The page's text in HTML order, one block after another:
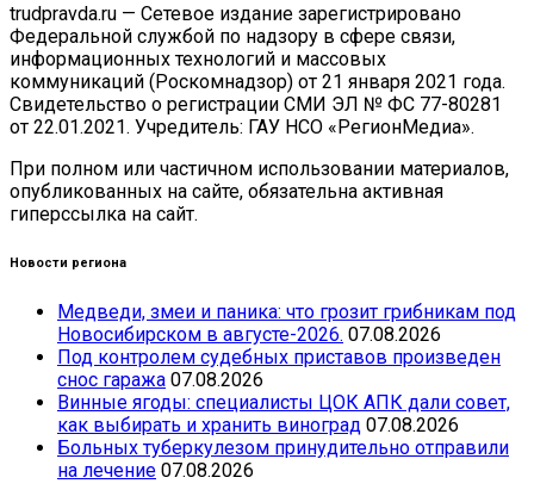
trudpravda.ru — Сетевое издание зарегистрировано
Федеральной службой по надзору в сфере связи,
информационных технологий и массовых
коммуникаций (Роскомнадзор) от 21 января 2021 года.
Свидетельство о регистрации СМИ ЭЛ № ФС 77-80281
от 22.01.2021. Учредитель: ГАУ НСО «РегионМедиа».
При полном или частичном использовании материалов,
опубликованных на сайте, обязательна активная
гиперссылка на сайт.
Новости региона
Медведи, змеи и паника: что грозит грибникам под
Новосибирском в августе-2026. 07.08.2026
Под контролем судебных приставов произведен
снос гаража 07.08.2026
Винные ягоды: специалисты ЦОК АПК дали совет,
как выбирать и хранить виноград 07.08.2026
Больных туберкулезом принудительно отправили
на лечение 07.08.2026